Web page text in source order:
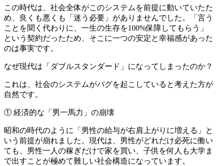
この時代は、社会全体がこのシステムを前提に動いていたた
め、良くも悪くも「迷う必要」がありませんでした。「言う
ことを聞く代わりに、一生の生存を100%保障してもらう」
という契約だったため、そこに一つの安定と幸福感があった
のは事実です。
なぜ現代は「ダブルスタンダード」になってしまったのか？
これは、社会のシステムがバグを起こしていると考えた方が
自然です。
① 経済的な「男一馬力」の崩壊
昭和の時代のように「男性の給与が右肩上がりに増える」と
いう前提が崩れました。現代は、男性がどれだけ必死に働い
ても、男性一人の稼ぎだけで家を買い、子供を何人も大学ま
で出すことが極めて難しい社会構造になっています。